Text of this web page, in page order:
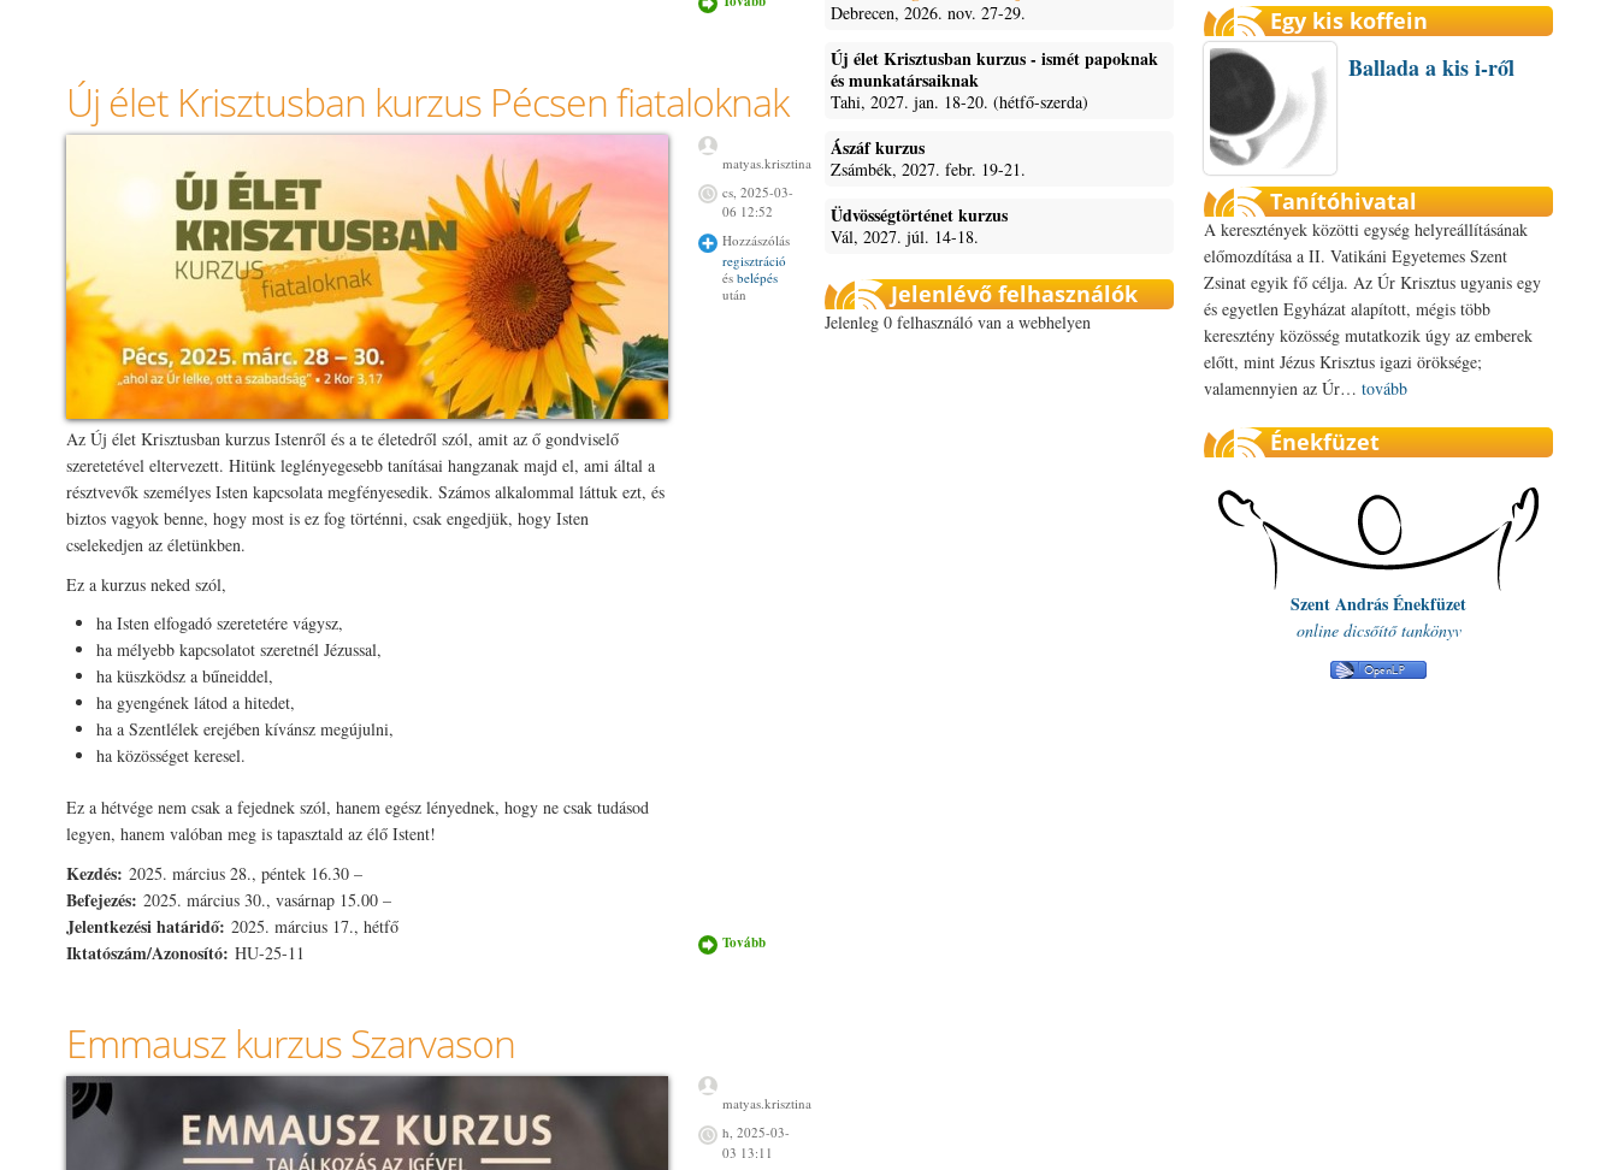
zalaegerszegi
tartalommal
kapcsolatosan
Új élet Krisztusban kurzus Pécsen fiataloknak
Az Új élet Krisztusban kurzus Istenről és a te életedről szól, amit az ő gondviselő
szeretetével eltervezett. Hitünk leglényegesebb tanításai hangzanak majd el, ami által a
résztvevők személyes Isten kapcsolata megfényesedik. Számos alkalommal láttuk ezt, és
biztos vagyok benne, hogy most is ez fog történni, csak engedjük, hogy Isten
cselekedjen az életünkben.
Ez a kurzus neked szól,
ha Isten elfogadó szeretetére vágysz,
ha mélyebb kapcsolatot szeretnél Jézussal,
ha küszködsz a bűneiddel,
ha gyengének látod a hitedet,
ha a Szentlélek erejében kívánsz megújulni,
ha közösséget keresel.
Ez a hétvége nem csak a fejednek szól, hanem egész lényednek, hogy ne csak tudásod
legyen, hanem valóban meg is tapasztald az élő Istent!
Kezdés: 2025. március 28., péntek 16.30 –
Befejezés: 2025. március 30., vasárnap 15.00 –
Jelentkezési határidő: 2025. március 17., hétfő
Iktatószám/Azonosító: HU-25-11
matyas.krisztina
cs, 2025-03-
06 12:52
Tovább
Hozzászólás
regisztráció
és belépés
után
Emmausz kurzus Szarvason
matyas.krisztina
h, 2025-03-
03 13:11
Debrecen, 2026. nov. 27-29.
Új élet Krisztusban kurzus - ismét papoknak
és munkatársaiknak
Tahi, 2027. jan. 18-20. (hétfő-szerda)
Ászáf kurzus
Zsámbék, 2027. febr. 19-21.
Üdvösségtörténet kurzus
Vál, 2027. júl. 14-18.
Jelenlévő felhasználók
Jelenleg 0 felhasználó van a webhelyen
Egy kis koffein
Ballada a kis i-ről
Tanítóhivatal
A keresztények közötti egység helyreállításának
előmozdítása a II. Vatikáni Egyetemes Szent
Zsinat egyik fő célja. Az Úr Krisztus ugyanis egy
és egyetlen Egyházat alapított, mégis több
keresztény közösség mutatkozik úgy az emberek
előtt, mint Jézus Krisztus igazi öröksége;
valamennyien az Úr… tovább
Énekfüzet
Szent András Énekfüzet
online dicsőítő tankönyv